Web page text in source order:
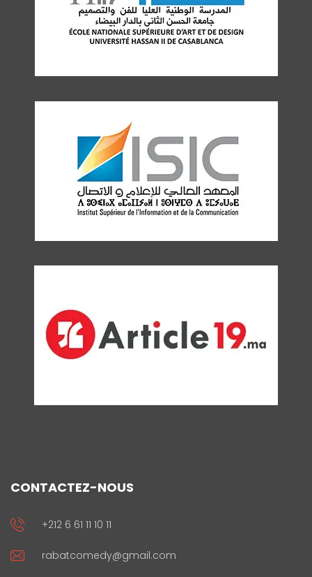
CONTACTEZ-NOUS
+212 6 61 11 10 11
rabatcomedy@gmail.com